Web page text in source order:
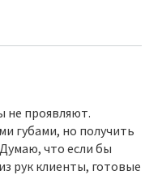
не проявляют.
губами, но получить
что если бы
рук клиенты, готовые